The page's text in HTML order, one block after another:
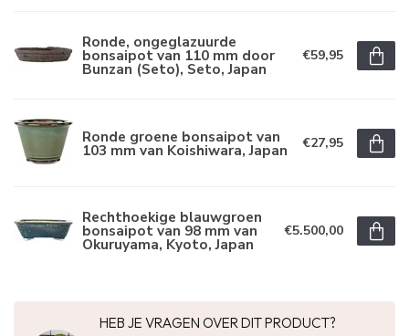
Ronde, ongeglazuurde
bonsaipot van 110 mm door
Bunzan (Seto), Seto, Japan
€59,95
Ronde groene bonsaipot van
103 mm van Koishiwara, Japan €27,95
Rechthoekige blauwgroen
bonsaipot van 98 mm van
Okuruyama, Kyoto, Japan
€5.500,00
HEB JE VRAGEN OVER DIT PRODUCT?